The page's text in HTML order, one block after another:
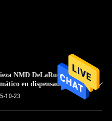
NMD DeLaRue NQ
en dispensador de
10-23